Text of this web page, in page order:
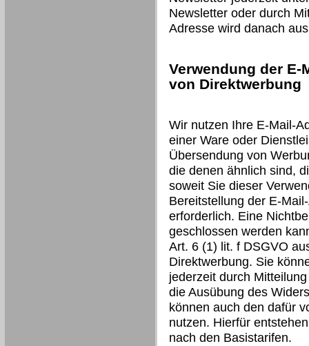
Newsletter oder durch
Adresse wird danach
Verwendung der
von Direktwerbung
Wir nutzen Ihre E-Mail-
einer Ware oder
Übersendung von
die denen ähnlich sind,
soweit Sie dieser
Bereitstellung der E-
erforderlich. Eine
geschlossen werden
Art. 6 (1) lit. f DSGVO
Direktwerbung. Sie
jederzeit durch
die Ausübung des
können auch den dafür
nutzen. Hierfür
nach den Basistarifen.